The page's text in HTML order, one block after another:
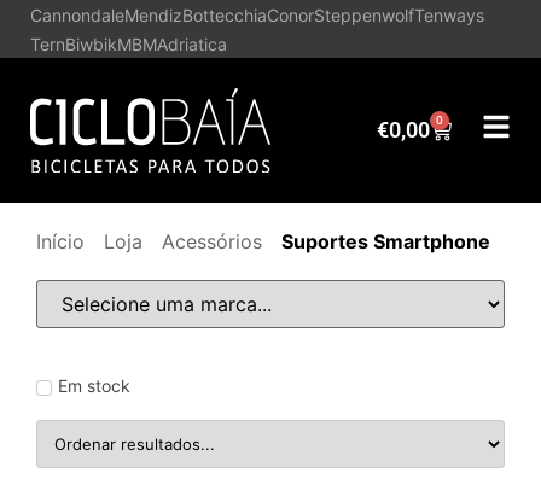
CannondaleMendizBottecchiaConorSteppenwolfTenways
TernBiwbikMBMAdriatica
€0,00 0
Início Loja Acessórios Suportes Smartphone
Em stock